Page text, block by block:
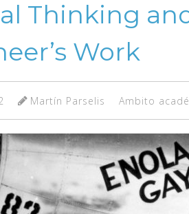
Thinking
Work
Martín Parselis Ambito